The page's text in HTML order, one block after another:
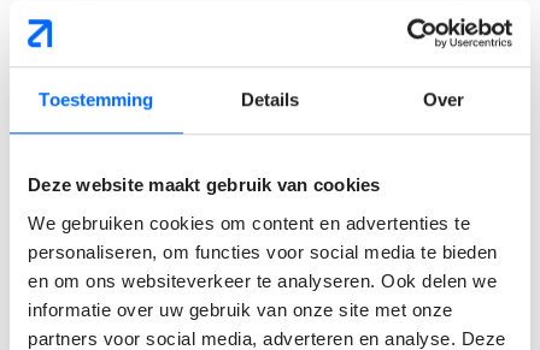
Toestemming Details Over
Deze website maakt gebruik van cookies
We gebruiken cookies om content en advertenties te
personaliseren, om functies voor social media te bieden
en om ons websiteverkeer te analyseren. Ook delen we
informatie over uw gebruik van onze site met onze
partners voor social media, adverteren en analyse. Deze
Wat verwachten wij van
jou?
Je hebt ervaring binnen veiligheidscoördinatie en werkt
nauwkeurig, zelfstandig en proceduregericht.
Je bent als freelancer beschikbaar voor een opdracht
3 dagen per week